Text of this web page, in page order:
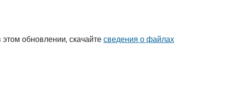
обновлении, скачайтесведения о файлах